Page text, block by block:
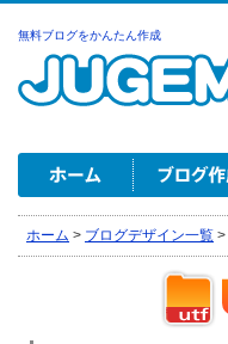
無料ブログをかんたん作成
ホーム > ブログデザイン一覧 >